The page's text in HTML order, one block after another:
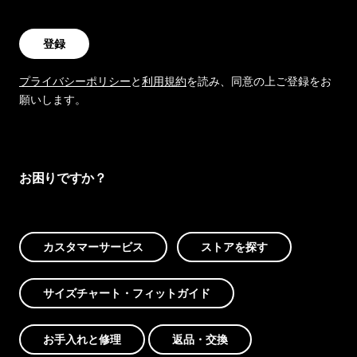
登録
プライバシーポリシーと利用規約を読み、同意の上ご登録をお
願いします。
お困りですか？
カスタマーサービス ストアを探す
サイズチャート・フィットガイド
お手入れと修理 返品・交換